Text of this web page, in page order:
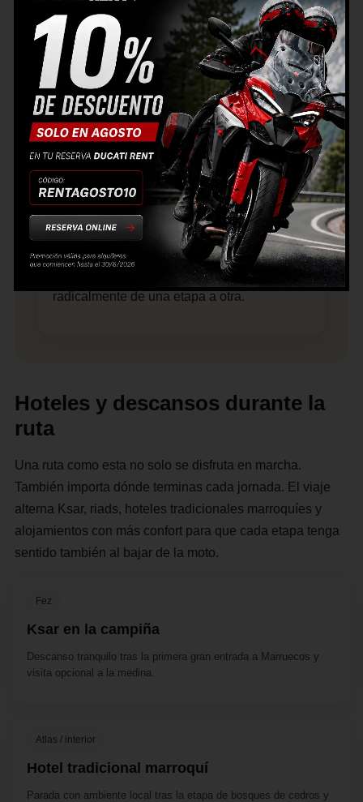
aventura por libre
Marruecos es ideal para quienes buscan un
viaje en moto con sensación de aventura
real, pero sin necesidad de hacer off-road.
Con una buena planificación y una moto
cómoda para viajar, puedes disfrutar de
carreteras espectaculares durante más de
2.000 km.
Muchos motoristas utilizan rutas como esta
para descubrir el país por su cuenta,
combinando conducción, cultura,
gastronomía y paisajes que cambian
radicalmente de una etapa a otra.
Hoteles y descansos durante la
ruta
Una ruta como esta no solo se disfruta en marcha.
También importa dónde terminas cada jornada. El viaje
alterna Ksar, riads, hoteles tradicionales marroquíes y
alojamientos con más confort para que cada etapa tenga
sentido también al bajar de la moto.
Fez
Ksar en la campiña
Descanso tranquilo tras la primera gran entrada a Marruecos y
visita opcional a la medina.
Atlas / interior
Hotel tradicional marroquí
Parada con ambiente local tras la etapa de bosques de cedros y